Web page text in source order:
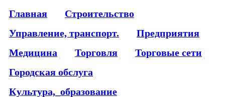
Главная
Строительство
Управление, транспорт.
Предприятия
Медицина
Торговля
Торговые сети
Городская обслуга
Культура,_образование